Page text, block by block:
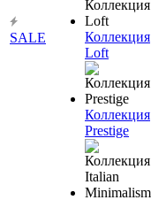
SALE
Коллекция
Loft
Коллекция
Prestige